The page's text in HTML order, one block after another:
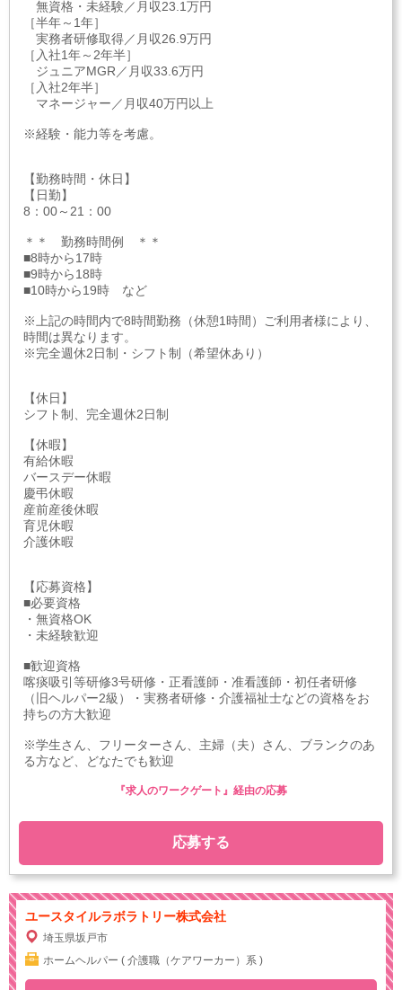
無資格・未経験／月収23.1万円
［半年～1年］
実務者研修取得／月収26.9万円
［入社1年～2年半］
ジュニアMGR／月収33.6万円
［入社2年半］
マネージャー／月収40万円以上
※経験・能力等を考慮。
【勤務時間・休日】
【日勤】
8：00～21：00
＊＊ 勤務時間例 ＊＊
■8時から17時
■9時から18時
■10時から19時 など
※上記の時間内で8時間勤務（休憩1時間）ご利用者様により、
時間は異なります。
※完全週休2日制・シフト制（希望休あり）
【休日】
シフト制、完全週休2日制
【休暇】
有給休暇
バースデー休暇
慶弔休暇
産前産後休暇
育児休暇
介護休暇
【応募資格】
■必要資格
・無資格OK
・未経験歓迎
■歓迎資格
喀痰吸引等研修3号研修・正看護師・准看護師・初任者研修
（旧ヘルパー2級）・実務者研修・介護福祉士などの資格をお
持ちの方大歓迎
※学生さん、フリーターさん、主婦（夫）さん、ブランクのあ
る方など、どなたでも歓迎
応募する
『求人のワークゲート』経由の応募
ユースタイルラボラトリー株式会社
埼玉県坂戸市
ホームヘルパー ( 介護職（ケアワーカー）系 )